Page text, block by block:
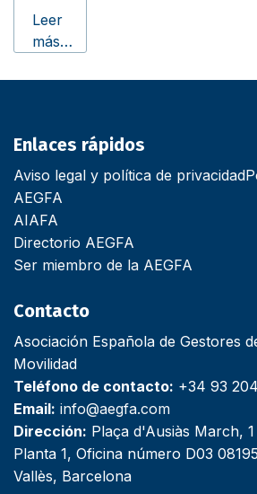
Leer
más…
Enlaces rápidos
Aviso legal y política de privacidad
AEGFA
AIAFA
Directorio AEGFA
Ser miembro de la AEGFA
Contacto
Asociación Española de Gestores
Movilidad
Teléfono de contacto: +34 93
Email: info@aegfa.com
Dirección: Plaça d'Ausiàs March, 1
Planta 1, Oficina número D03
Vallès, Barcelona